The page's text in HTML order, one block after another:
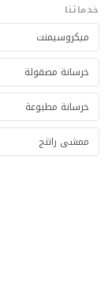
خدماتنا
ميكروسيمنت
خرسانة مصقولة
خرسانة مطبوعة
ممشى راتنج